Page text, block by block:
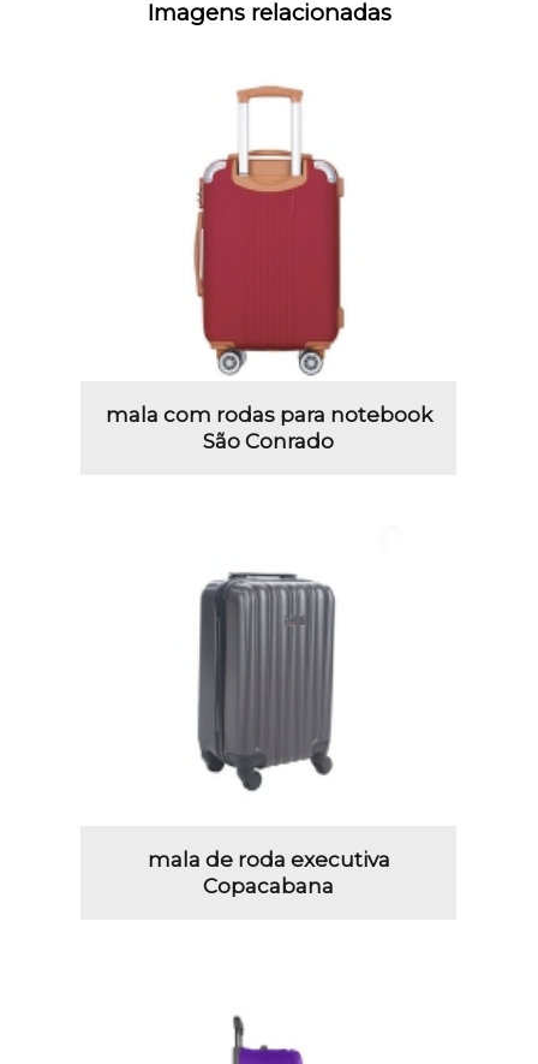
Imagens relacionadas
mala com rodas para notebook
São Conrado
mala de roda executiva
Copacabana